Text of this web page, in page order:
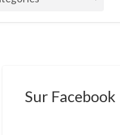
Sur Facebook